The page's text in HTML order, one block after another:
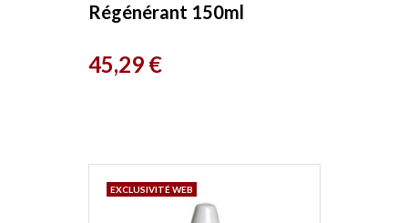
Régénérant 150ml
Prix
45,29 €
EXCLUSIVITÉ WEB